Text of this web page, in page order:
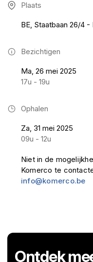
Plaats
BE, Staatbaan 26/4 -
Bezichtigen
Ma, 26 mei 2025
17u - 19u
Ophalen
Za, 31 mei 2025
09u - 12u
Niet in de
Komerco te
info@komerco.be
Ontdek